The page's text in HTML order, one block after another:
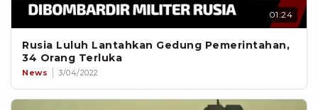
01:24
Rusia Luluh Lantahkan Gedung Pemerintahan,
34 Orang Terluka
News 3/04/2022